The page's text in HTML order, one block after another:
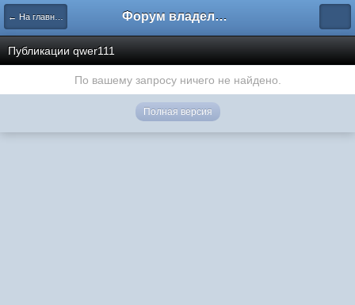
← На главную Форум владельцев интернет-магазинов
Публикации qwer111
По вашему запросу ничего не найдено.
Полная версия